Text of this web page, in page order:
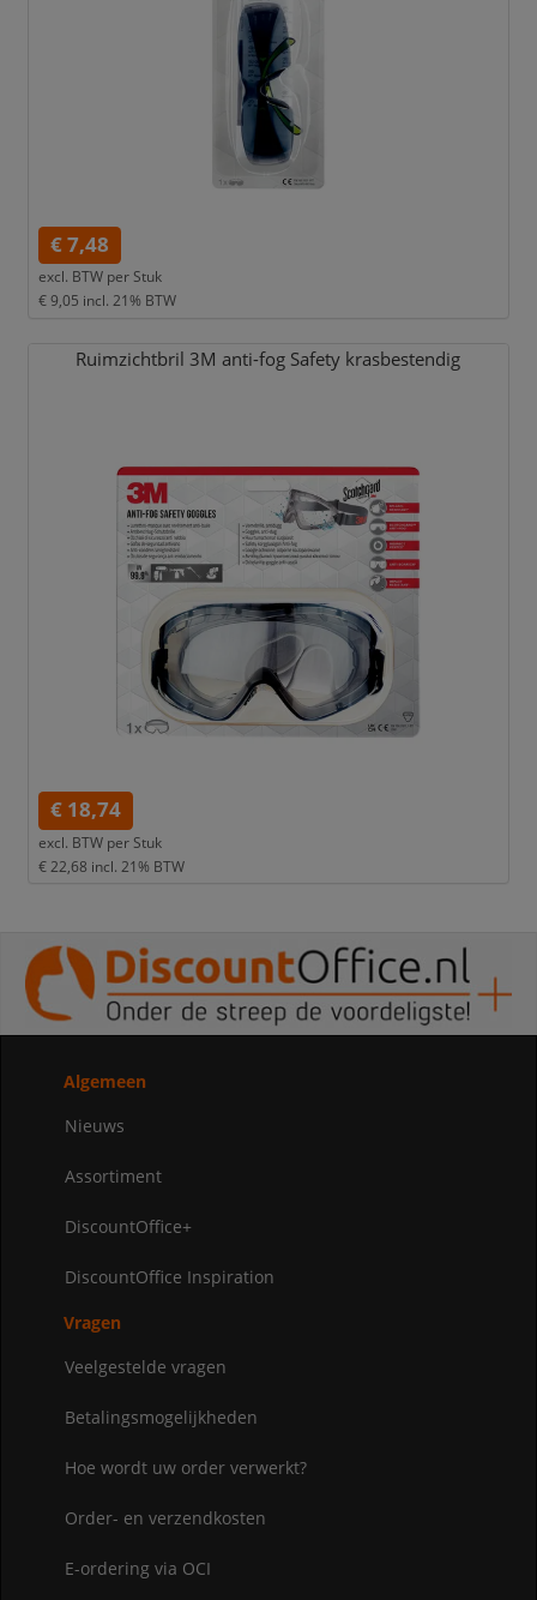
€ 7,48
excl. BTW per Stuk
€ 9,05 incl. 21% BTW
Ruimzichtbril 3M anti-fog Safety krasbestendig
€ 18,74
excl. BTW per Stuk
€ 22,68 incl. 21% BTW
Algemeen
Nieuws
Assortiment
DiscountOffice+
DiscountOffice Inspiration
Vragen
Veelgestelde vragen
Betalingsmogelijkheden
Hoe wordt uw order verwerkt?
Order- en verzendkosten
E-ordering via OCI